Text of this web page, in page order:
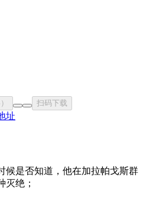
扫码下载
址
候是否知道，他在加拉帕戈斯群
灭绝；